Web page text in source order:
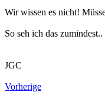
Wir wissen es nicht!
So seh ich das zumindest..
JGC
Vorherige